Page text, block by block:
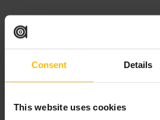
Consent Details
This website uses cookies
Geschikt voor
Eten #Dineren #
#Zakenetentje #Vriendenavond
Wat u kunt verwachten